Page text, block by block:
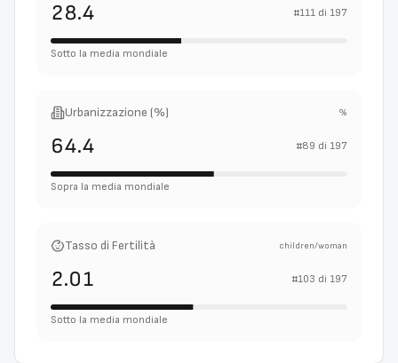
28.4 #111 di 197
Sotto la media mondiale
Urbanizzazione (%) %
64.4 #89 di 197
Sopra la media mondiale
Tasso di Fertilità children/woman
2.01 #103 di 197
Sotto la media mondiale